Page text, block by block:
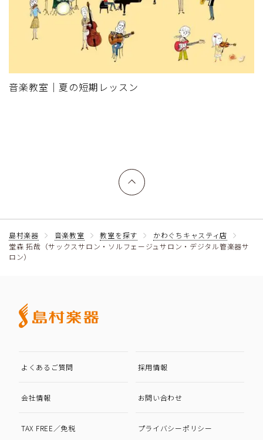
音楽教室｜夏の短期レッスン
上へ戻る
島村楽器 音楽教室 教室を探す
かわぐちキャスティ店
堂森 拓哉（サックスサロン・ソルフェージュサロン・デジタル管楽器サ
ロン）
よくあるご質問 採用情報
会社情報 お問い合わせ
TAX FREE／免税 プライバシーポリシー